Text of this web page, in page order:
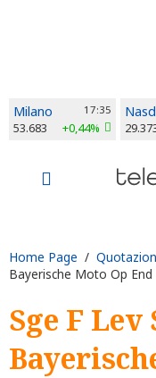
Milano 17:35
53.683 +0,44%
Home Page /
Bayerische Moto Op End
Sge F Lev